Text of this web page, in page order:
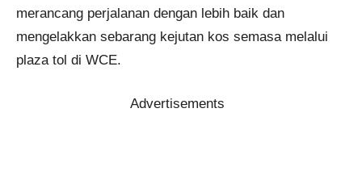
merancang perjalanan dengan lebih baik dan
mengelakkan sebarang kejutan kos semasa melalui
plaza tol di WCE.
Advertisements